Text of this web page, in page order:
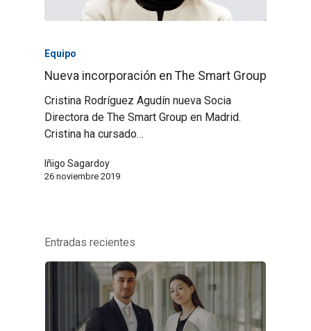
Equipo
Nueva incorporación en The Smart Group
Cristina Rodríguez Agudín nueva Socia
Directora de The Smart Group en Madrid.
Cristina ha cursado…
Iñigo Sagardoy
26 noviembre 2019
Entradas recientes